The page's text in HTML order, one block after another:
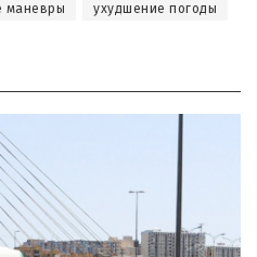
маневры ухудшение погоды